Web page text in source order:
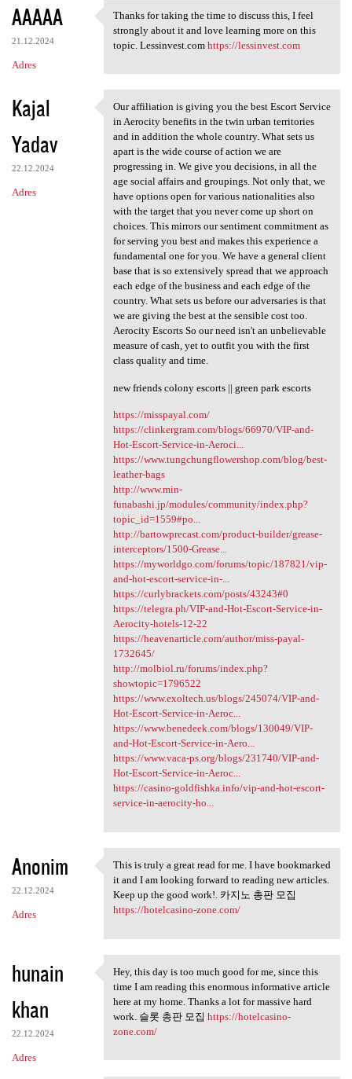
AAAAA
21.12.2024
Adres
Thanks for taking the time to
Thanks for taking the time to discuss this, I feel
strongly about it and love learning more on this
topic. Lessinvest.com https://lessinvest.com
Kajal
Yadav
22.12.2024
Adres
Our affiliation is giving you
Our affiliation is giving you the best Escort Service
in Aerocity benefits in the twin urban territories
and in addition the whole country. What sets us
apart is the wide course of action we are
progressing in. We give you decisions, in all the
age social affairs and groupings. Not only that, we
have options open for various nationalities also
with the target that you never come up short on
choices. This mirrors our sentiment commitment as
for serving you best and makes this experience a
fundamental one for you. We have a general client
base that is so extensively spread that we approach
each edge of the business and each edge of the
country. What sets us before our adversaries is that
we are giving the best at the sensible cost too.
Aerocity Escorts So our need isn't an unbelievable
measure of cash, yet to outfit you with the first
class quality and time.
new friends colony escorts || green park escorts
https://misspayal.com/
https://clinkergram.com/blogs/66970/VIP-and-
Hot-Escort-Service-in-Aeroci...
https://www.tungchungflowershop.com/blog/best-
leather-bags
http://www.min-
funabashi.jp/modules/community/index.php?
topic_id=1559#po...
http://bartowprecast.com/product-builder/grease-
interceptors/1500-Grease...
https://myworldgo.com/forums/topic/187821/vip-
and-hot-escort-service-in-...
https://curlybrackets.com/posts/43243#0
https://telegra.ph/VIP-and-Hot-Escort-Service-in-
Aerocity-hotels-12-22
https://heavenarticle.com/author/miss-payal-
1732645/
http://molbiol.ru/forums/index.php?
showtopic=1796522
https://www.exoltech.us/blogs/245074/VIP-and-
Hot-Escort-Service-in-Aeroc...
https://www.benedeek.com/blogs/130049/VIP-
and-Hot-Escort-Service-in-Aero...
https://www.vaca-ps.org/blogs/231740/VIP-and-
Hot-Escort-Service-in-Aeroc...
https://casino-goldfishka.info/vip-and-hot-escort-
service-in-aerocity-ho...
Anonim
22.12.2024
Adres
This is truly a great read
This is truly a great read for me. I have bookmarked
it and I am looking forward to reading new articles.
Keep up the good work!. 카지노 총판 모집
https://hotelcasino-zone.com/
hunain
khan
22.12.2024
Adres
Hey, this day is too much
Hey, this day is too much good for me, since this
time I am reading this enormous informative article
here at my home. Thanks a lot for massive hard
work. 슬롯 총판 모집 https://hotelcasino-
zone.com/